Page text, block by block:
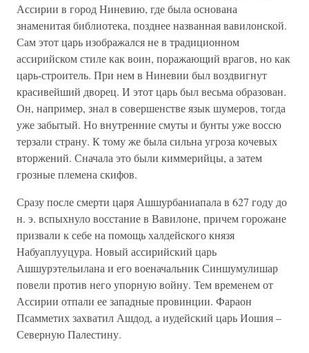
Ассирии в город Ниневию, где была основана
знаменитая библиотека, позднее названная вавилонской.
Сам этот царь изображался не в традиционном
ассирийском стиле как воин, поражающий врагов, но как
царь-строитель. При нем в Ниневии был воздвигнут
красивейший дворец. И этот царь был весьма образован.
Он, например, знал в совершенстве язык шумеров, тогда
уже забытый. Но внутренние смуты и бунты уже воссю
терзали страну. К тому же была сильна угроза кочевых
вторжений. Сначала это были киммерийцы, а затем
грозные племена скифов.
Сразу после смерти царя Ашшурбаниапала в 627 году до
н. э. вспыхнуло восстание в Вавилоне, причем горожане
призвали к себе на помощь халдейского князя
Набуаплууцура. Новый ассирийский царь
Ашшурэтельилана и его военачальник Синшумулишар
повели против него упорную войну. Тем временем от
Ассирии отпали ее западные провинции. Фараон
Псамметих захватил Ашдод, а иудейский царь Иошия –
Северную Палестину.